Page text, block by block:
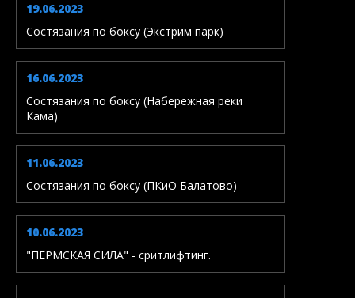
19.06.2023
Состязания по боксу (Экстрим парк)
16.06.2023
Состязания по боксу (Набережная реки
Кама)
11.06.2023
Состязания по боксу (ПКиО Балатово)
10.06.2023
"ПЕРМСКАЯ СИЛА" - сритлифтинг.